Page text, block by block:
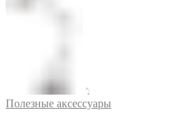
Полезные аксессуары